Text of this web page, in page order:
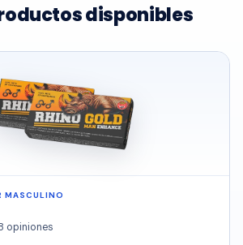
disponibles
MASCULINO
opiniones